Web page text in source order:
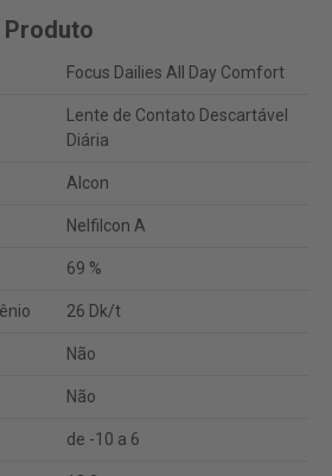
Focus Dailies All Day Comfort
Lente de Contato Descartável
Diária
Alcon
Nelfilcon A
69 %
26 Dk/t
Não
Não
de -10 a 6